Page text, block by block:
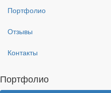
Портфолио
Отзывы
Контакты
Портфолио